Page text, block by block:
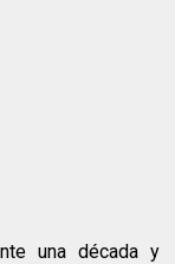
una década y